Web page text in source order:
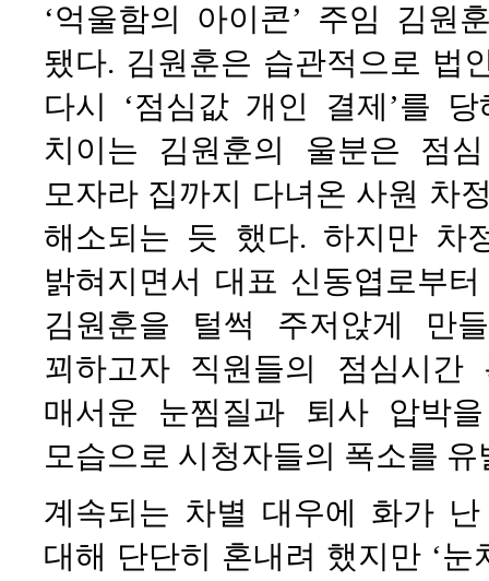
‘억울함의 아이콘’ 주임 김원
됐다. 김원훈은 습관적으로 법
다시 ‘점심값 개인 결제’를
치이는 김원훈의 울분은 점
모자라 집까지 다녀온 사원 차
해소되는 듯 했다. 하지만 차
밝혀지면서 대표 신동엽로부
김원훈을 털썩 주저앉게 만
꾀하고자 직원들의 점심시간
매서운 눈찜질과 퇴사 압박
모습으로 시청자들의 폭소를 유
계속되는 차별 대우에 화가
대해 단단히 혼내려 했지만 ‘